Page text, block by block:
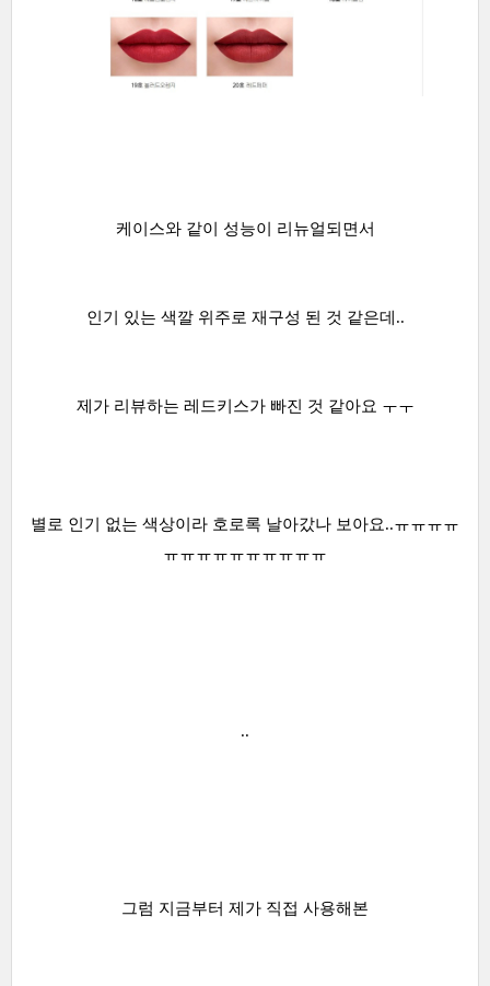
케이스와 같이 성능이 리뉴얼되면서
인기 있는 색깔 위주로 재구성 된 것 같은데..
제가 리뷰하는 레드키스가 빠진 것 같아요 ㅜㅜ
별로 인기 없는 색상이라 호로록 날아갔나 보아요..ㅠㅠㅠㅠ
ㅠㅠㅠㅠㅠㅠㅠㅠㅠㅠ
..
그럼 지금부터 제가 직접 사용해본